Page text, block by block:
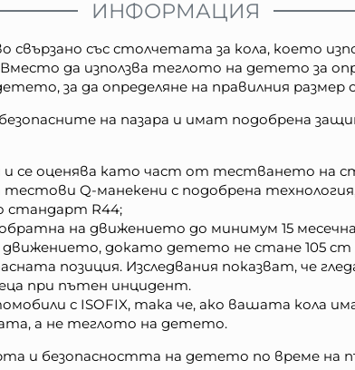
ИНФОРМАЦИЯ
свързано със столчетата за кола, което
да използва теглото на детето за
за да определяне на правилния размер
на пазара и имат подобрена
се оценява като част от тестването на
Q-манекени с подобрена
стандарт R44;
на движението до минимум 15
докато детето не стане 105
позиция. Изследвания показват, че
при пътен инцидент.
с ISOFIX, така че, ако вашата кола
а не теглото на детето.
и безопасността на детето по време на